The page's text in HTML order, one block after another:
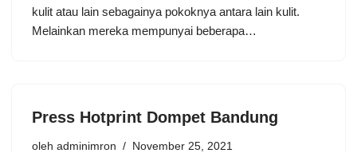
kulit atau lain sebagainya pokoknya antara lain kulit.
Melainkan mereka mempunyai beberapa…
Press Hotprint Dompet Bandung
oleh adminimron November 25, 2021